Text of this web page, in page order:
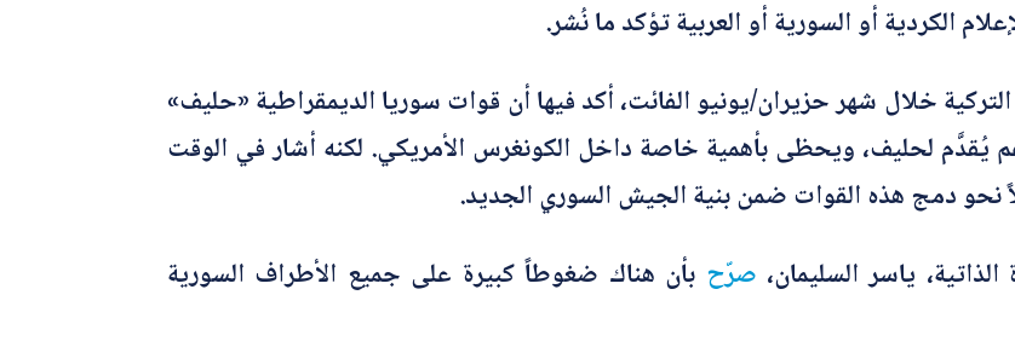
الكردية أو السورية أو العربية تؤكد ما نُشر.
خلال شهر حزيران/يونيو الفائت، أكد فيها أن قوات سوريا الديمقراطية «حليف»
يُقدَّم لحليف، ويحظى بأهمية خاصة داخل الكونغرس الأمريكي. لكنه أشار في الوقت
دمج هذه القوات ضمن بنية الجيش السوري الجديد.
ياسر السليمان، صرّح بأن هناك ضغوطاً كبيرة على جميع الأطراف السورية